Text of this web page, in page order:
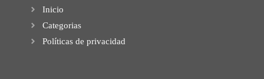
Inicio
Categorias
Políticas de privacidad